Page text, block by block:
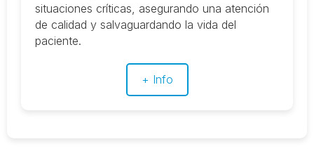
situaciones críticas, asegurando una atención
de calidad y salvaguardando la vida del
paciente.
+ Info